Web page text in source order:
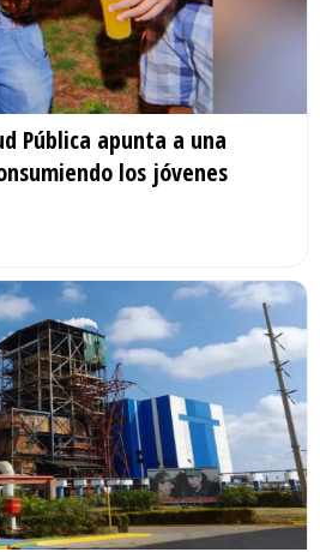
Pública apunta a una
los jóvenes